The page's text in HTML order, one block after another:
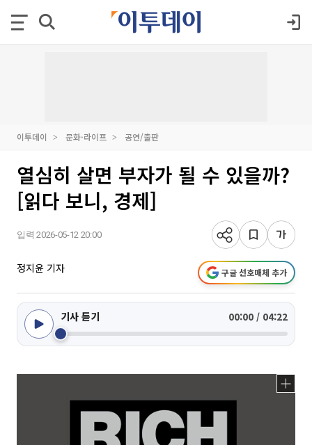
이투데이 문화·라이프 공연/출판
열심히 살면 부자가 될 수 있을까?
[읽다 보니, 경제]
입력 2026-05-12 20:00
정지윤 기자 구글 선호매체 추가
기사 듣기 00:00 / 04:22